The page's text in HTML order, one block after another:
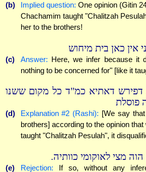
(b) Implied question: One opinion (Gitin
Chachamim taught "Chalitzah
her to the brothers!
אין כאן בית מיחוש
(c) Answer: Here, we infer because it
nothing to be concerned for" [like it
דפירש דאתיא כמ"ד כל מקום ששנו
פוסלת
(d) Explanation #2 (Rashi): [We say
brothers] according to the opinion
taught "Chalitzah Pesulah", it
מצי לאוקומי כוותיה.
(e) Rejection: If so, without any